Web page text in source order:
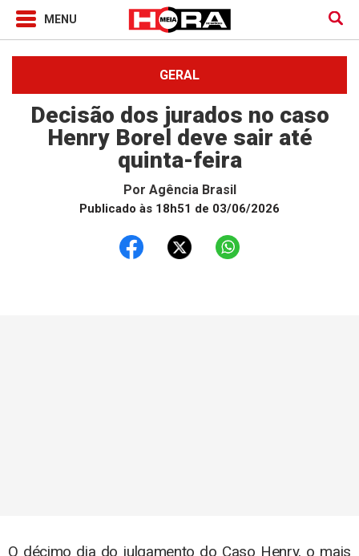
GERAL
Decisão dos jurados no caso
Henry Borel deve sair até
quinta-feira
Por Agência Brasil
Publicado às 18h51 de 03/06/2026
O décimo dia do julgamento do Caso Henry, o mais